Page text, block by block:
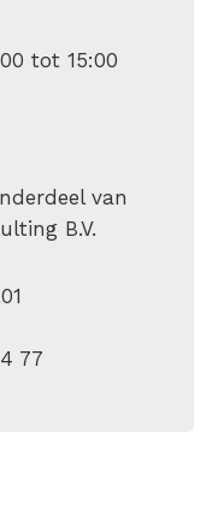
tot 15:00
van
B.V.
77